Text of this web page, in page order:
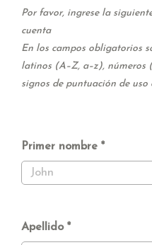
Por favor, ingrese la
cuenta
En los campos obligatorios
latinos (A–Z, a–z), números
signos de puntuación de uso
Primer nombre
Apellido